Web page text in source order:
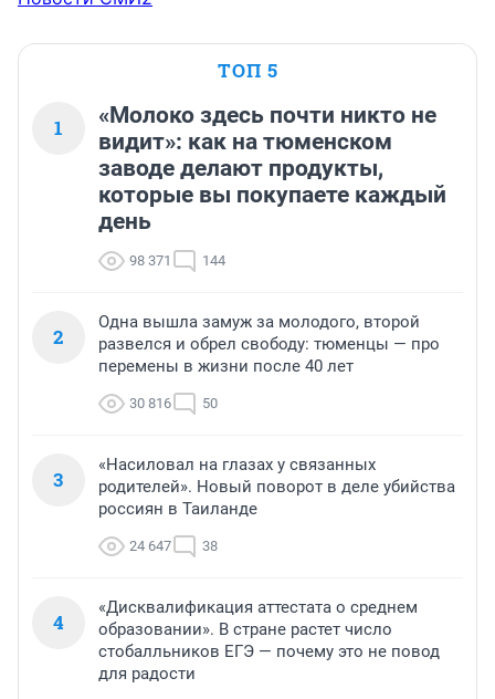
ТОП 5
1
«Молоко здесь почти никто не
видит»: как на тюменском
заводе делают продукты,
которые вы покупаете каждый
день
98 371 144
2
Одна вышла замуж за молодого, второй
развелся и обрел свободу: тюменцы — про
перемены в жизни после 40 лет
30 816 50
3
«Насиловал на глазах у связанных
родителей». Новый поворот в деле убийства
россиян в Таиланде
24 647 38
4
«Дисквалификация аттестата о среднем
образовании». В стране растет число
стобалльников ЕГЭ — почему это не повод
для радости